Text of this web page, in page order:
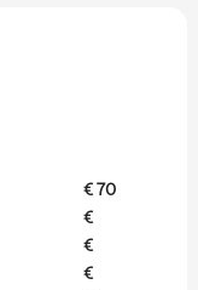
€ 70
€
€
€